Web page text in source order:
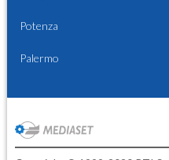
Potenza
Palermo